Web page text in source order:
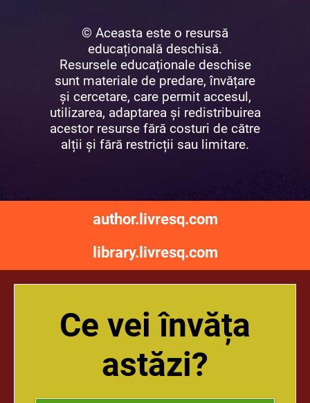
© Aceasta este o resursă
educațională deschisă.
Resursele educaționale deschise
sunt materiale de predare, învățare
și cercetare, care permit accesul,
utilizarea, adaptarea și redistribuirea
acestor resurse fără costuri de către
alții și fără restricții sau limitare.
author.livresq.com
library.livresq.com
Ce vei învăța
astăzi?